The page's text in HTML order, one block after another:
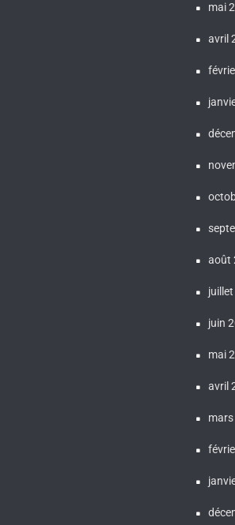
mai
avril
août
juin
mai
avril